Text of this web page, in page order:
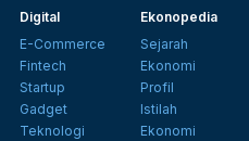
Digital
E-Commerce
Fintech
Startup
Gadget
Teknologi
Ekonopedia
Sejarah
Ekonomi
Profil
Istilah
Ekonomi